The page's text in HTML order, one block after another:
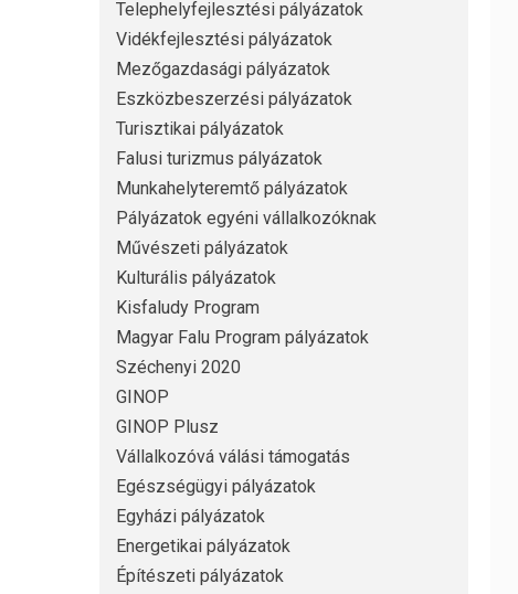
Telephelyfejlesztési pályázatok
Vidékfejlesztési pályázatok
Mezőgazdasági pályázatok
Eszközbeszerzési pályázatok
Turisztikai pályázatok
Falusi turizmus pályázatok
Munkahelyteremtő pályázatok
Pályázatok egyéni vállalkozóknak
Művészeti pályázatok
Kulturális pályázatok
Kisfaludy Program
Magyar Falu Program pályázatok
Széchenyi 2020
GINOP
GINOP Plusz
Vállalkozóvá válási támogatás
Egészségügyi pályázatok
Egyházi pályázatok
Energetikai pályázatok
Építészeti pályázatok